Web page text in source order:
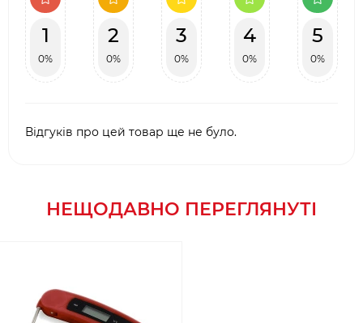
1
0%
2
0%
3
0%
4
0%
5
0%
Відгуків про цей товар ще не було.
НЕЩОДАВНО ПЕРЕГЛЯНУТІ